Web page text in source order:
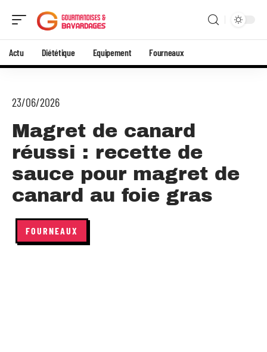
Actu Diététique Equipement Fourneaux
23/06/2026
Magret de canard
réussi : recette de
sauce pour magret de
canard au foie gras
FOURNEAUX